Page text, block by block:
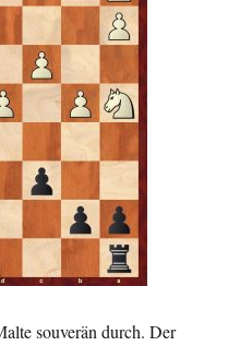
souverän durch. Der